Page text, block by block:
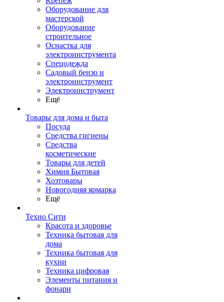
Оборудование для
мастерской
Оборудование
строительное
Оснастка для
электроинструмента
Спецодежда
Садовый бензо и
электроинструмент
Электроинструмент
Ещё
Товары для дома и быта
Посуда
Средства гигиены
Средства
косметические
Товары для детей
Химия Бытовая
Хозтовары
Новогодняя ярмарка
Ещё
Техно Сити
Красота и здоровье
Техника бытовая для
дома
Техника бытовая для
кухни
Техника цифровая
Элементы питания и
фонари